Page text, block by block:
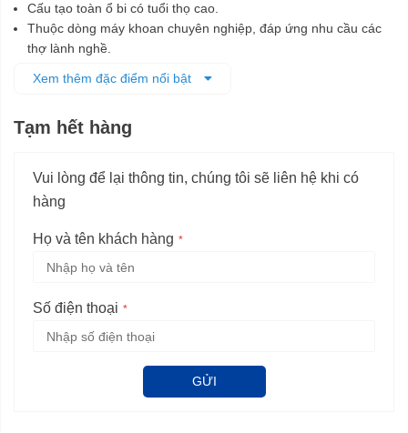
Cấu tạo toàn ổ bi có tuổi thọ cao.
Thuộc dòng máy khoan chuyên nghiệp, đáp ứng nhu cầu các
thợ lành nghề.
Có chế độ đảo chiều và chỉnh tốc độ linh hoạt.
Xem thêm đặc điểm nổi bật
Tạm hết hàng
Vui lòng để lại thông tin, chúng tôi sẽ liên hệ khi có
hàng
Họ và tên khách hàng
Số điện thoại
GỬI